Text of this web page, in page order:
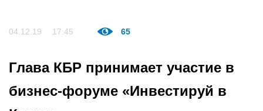
04.12.19 17:45 65
Глава КБР принимает участие в
бизнес-форуме «Инвестируй в